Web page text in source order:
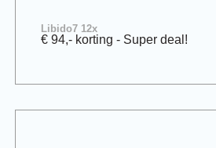
Libido7 12x
€ 94,- korting - Super deal!